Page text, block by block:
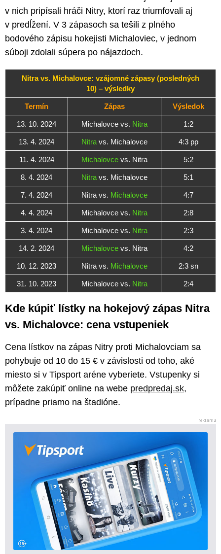
v nich pripísali hráči Nitry, ktorí raz triumfovali aj
v predĺžení. V 3 zápasoch sa tešili z plného
bodového zápisu hokejisti Michaloviec, v jednom
súboji zdolali súpera po nájazdoch.
Nitra vs. Michalovce: vzájomné zápasy (posledných
10) – výsledky
Termín Zápas Výsledok
13. 10. 2024 Michalovce vs. Nitra 1:2
13. 4. 2024 Nitra vs. Michalovce 4:3 pp
11. 4. 2024 Michalovce vs. Nitra 5:2
8. 4. 2024 Nitra vs. Michalovce 5:1
7. 4. 2024 Nitra vs. Michalovce 4:7
4. 4. 2024 Michalovce vs. Nitra 2:8
3. 4. 2024 Michalovce vs. Nitra 2:3
14. 2. 2024 Michalovce vs. Nitra 4:2
10. 12. 2023 Nitra vs. Michalovce 2:3 sn
31. 10. 2023 Michalovce vs. Nitra 2:4
Kde kúpiť lístky na hokejový zápas Nitra
vs. Michalovce: cena vstupeniek
Cena lístkov na zápas Nitry proti Michalovciam sa
pohybuje od 10 do 15 € v závislosti od toho, aké
miesto si v Tipsport aréne vyberiete. Vstupenky si
môžete zakúpiť online na webe predpredaj.sk,
prípadne priamo na štadióne.